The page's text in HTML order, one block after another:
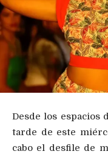
Desde los espacios
tarde de este
cabo el desfile de